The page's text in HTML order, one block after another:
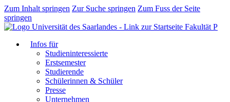
Zum Inhalt springen Zur Suche springen Zum Fuss der Seite
springen
Fakultät P
Infos für
Studieninteressierte
Erstsemester
Studierende
Schülerinnen & Schüler
Presse
Unternehmen